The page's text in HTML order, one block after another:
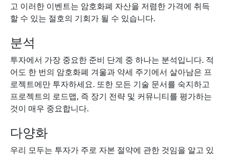
고 이러한 이벤트는 암호화폐 자산을 저렴한 가격에 취득
할 수 있는 절호의 기회가 될 수 있습니다.
분석
투자에서 가장 중요한 준비 단계 중 하나는 분석입니다. 적
어도 한 번의 암호화폐 겨울과 약세 주기에서 살아남은 프
로젝트에만 투자하세요. 또한 모든 기술 문서를 숙지하고
프로젝트의 로드맵, 즉 장기 전략 및 커뮤니티를 평가하는
것이 매우 중요합니다.
다양화
우리 모두는 투자가 주로 자본 절약에 관한 것임을 알고 있